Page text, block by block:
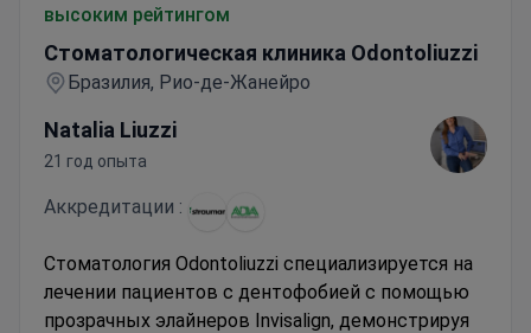
высоким рейтингом
Стоматологическая клиника Odontoliuzzi
Бразилия, Рио-де-Жанейро
Natalia Liuzzi
21 год опыта
Аккредитации :
Стоматология Odontoliuzzi специализируется на
лечении пациентов с дентофобией с помощью
прозрачных элайнеров Invisalign, демонстрируя